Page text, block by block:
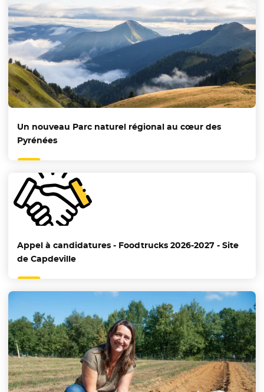
Un nouveau Parc naturel régional au cœur des
Pyrénées
Appel à candidatures - Foodtrucks 2026-2027 - Site
de Capdeville